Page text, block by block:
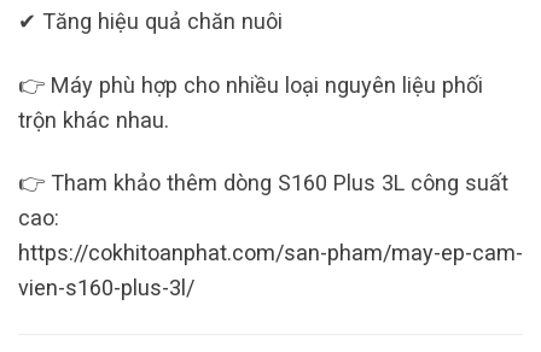
✔ Tăng hiệu quả chăn nuôi
👉 Máy phù hợp cho nhiều loại nguyên liệu phối
trộn khác nhau.
👉 Tham khảo thêm dòng S160 Plus 3L công suất
cao:
https://cokhitoanphat.com/san-pham/may-ep-cam-
vien-s160-plus-3l/